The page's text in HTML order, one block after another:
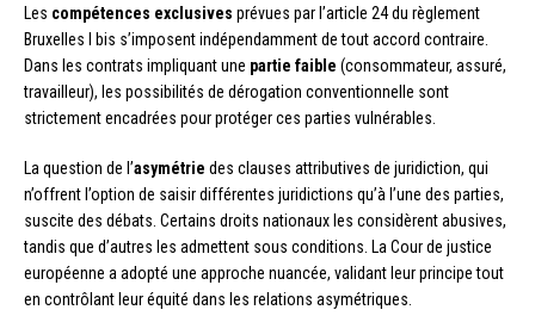
Les compétences exclusives prévues par l’article 24 du règlement
Bruxelles I bis s’imposent indépendamment de tout accord contraire.
Dans les contrats impliquant une partie faible (consommateur, assuré,
travailleur), les possibilités de dérogation conventionnelle sont
strictement encadrées pour protéger ces parties vulnérables.
La question de l’asymétrie des clauses attributives de juridiction, qui
n’offrent l’option de saisir différentes juridictions qu’à l’une des parties,
suscite des débats. Certains droits nationaux les considèrent abusives,
tandis que d’autres les admettent sous conditions. La Cour de justice
européenne a adopté une approche nuancée, validant leur principe tout
en contrôlant leur équité dans les relations asymétriques.